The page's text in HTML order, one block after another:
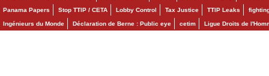
Panama Papers Stop TTIP / CETA Lobby Control Tax Justice TTIP Leaks
Ingénieurs du Monde Déclaration de Berne : Public eye cetim Ligue Droits de